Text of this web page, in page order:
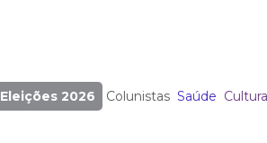
Eleições 2026 Colunistas Saúde Cultura